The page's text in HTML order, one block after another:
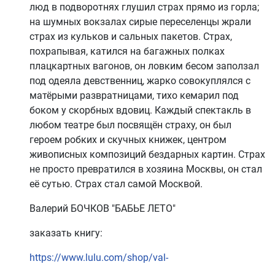
люд в подворотнях глушил страх прямо из горла;
на шумных вокзалах сирые переселенцы жрали
страх из кульков и сальных пакетов. Страх,
похрапывая, катился на багажных полках
плацкартных вагонов, он ловким бесом заползал
под одеяла девственниц, жарко совокуплялся с
матёрыми развратницами, тихо кемарил под
боком у скорбных вдовиц. Каждый спектакль в
любом театре был посвящён страху, он был
героем робких и скучных книжек, центром
живописных композиций бездарных картин. Страх
не просто превратился в хозяина Москвы, он стал
её сутью. Страх стал самой Москвой.
Валерий БОЧКОВ "БАБЬЕ ЛЕТО"
заказать книгу:
https://www.lulu.com/shop/val-